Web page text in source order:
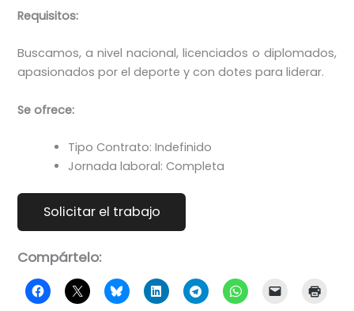
Requisitos:
Buscamos, a nivel nacional, licenciados o diplomados,
apasionados por el deporte y con dotes para liderar.​
Se ofrece:
Tipo Contrato: Indefinido
Jornada laboral: Completa
Compártelo: